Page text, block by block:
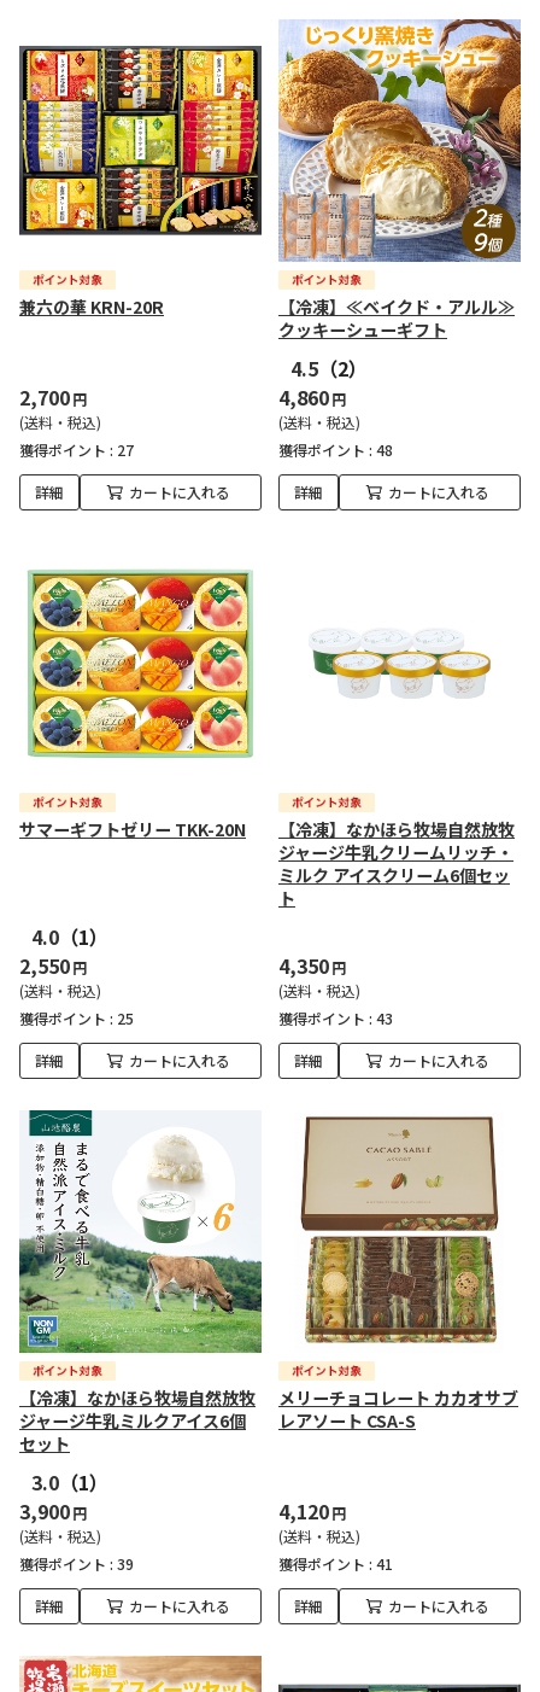
兼六の華 KRN-20R
2,700円
(送料・税込)
獲得ポイント : 27
詳細 カートに入れる
【冷凍】≪ベイクド・アルル≫
クッキーシューギフト
4.5 （2）
4,860円
(送料・税込)
獲得ポイント : 48
詳細 カートに入れる
サマーギフトゼリー TKK-20N
4.0 （1）
2,550円
(送料・税込)
獲得ポイント : 25
詳細 カートに入れる
【冷凍】なかほら牧場自然放牧
ジャージ牛乳クリームリッチ・
ミルク アイスクリーム6個セッ
ト
4,350円
(送料・税込)
獲得ポイント : 43
詳細 カートに入れる
【冷凍】なかほら牧場自然放牧
ジャージ牛乳ミルクアイス6個
セット
3.0 （1）
3,900円
(送料・税込)
獲得ポイント : 39
詳細 カートに入れる
メリーチョコレート カカオサブ
レアソート CSA-S
4,120円
(送料・税込)
獲得ポイント : 41
詳細 カートに入れる